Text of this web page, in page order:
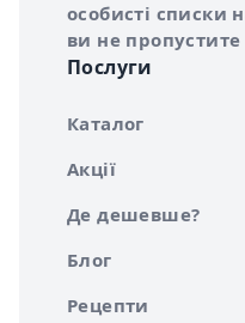
особисті списки
ви не
Послуги
Каталог
Акції
Де дешевше?
Блог
Рецепти